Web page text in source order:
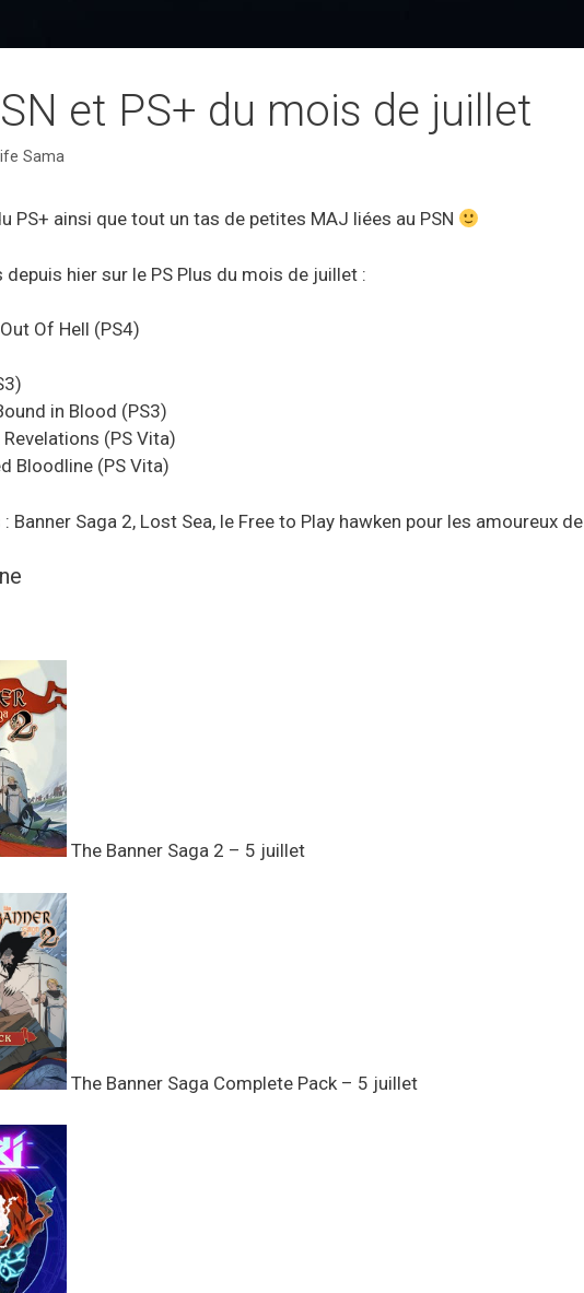
et PS+ du mois de juillet
Sama
PS+ ainsi que tout un tas de petites MAJ liées au PSN
hier sur le PS Plus du mois de juillet :
Of Hell (PS4)
in Blood (PS3)
(PS Vita)
Bloodline (PS Vita)
Banner Saga 2, Lost Sea, le Free to Play hawken pour les amoureux
The Banner Saga 2 – 5 juillet
The Banner Saga Complete Pack – 5 juillet